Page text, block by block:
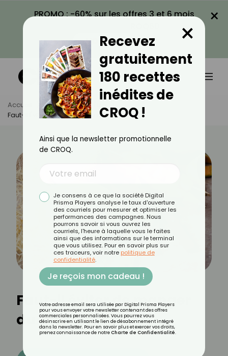
PROMO : -60% sur les offres 3 et 6 mois
VOIR LA PROMO
×
Accueil Actus
Bien-Être
Faut-Il Éviter De Manger Du Melon Le Soir ?
Faut-il éviter de manger
du melon le soir ?
Recevez
gratuitement
180 recettes
inédites de
CROQ !
×
Ainsi que la newsletter promotionnelle
de CROQ.
Je consens à ce que la société Digital
Prisma Players analyse le taux d'ouverture
des courriels pour mesurer et optimiser les
performances des campagnes. Nous
pourrons savoir si vous ouvrez les
courriels, l'heure à laquelle vous le faites
ainsi que des informations sur le terminal
que vous utilisez. Pour en savoir plus sur
ces traceurs, voir notre politique de
confidentialité.
Je reçois mon cadeau !
Votre adresse email sera utilisée par Digital Prisma Players
pour vous envoyer votre newsletter contenant des offres
commerciales personnalisées. Vous pourrez vous
désinscrire en utilisant le lien de désabonnement intégré
dans la newsletter. Pour en savoir plus et exercer vos droits,
prenez connaissance de notre Charte de Confidentialité.